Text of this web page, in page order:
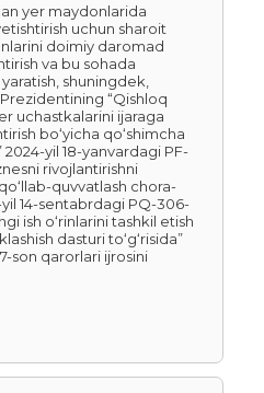
yer maydonlarida
uchun sharoit
doimiy daromad
va bu sohada
shuningdek,
“Qishloq
uchastkalarini ijaraga
bo‘yicha qo‘shimcha
2024-yil 18-yanvardagi PF-
rivojlantirishni
quvvatlash chora-
yil 14-sentabrdagi PQ-306-
ish o‘rinlarini tashkil etish
dasturi to‘g‘risida”
son qarorlari ijrosini